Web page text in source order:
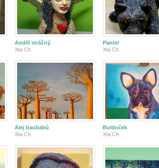
Anděl strážný
Xta Ch
Panter
Xta Ch
Alej baobabů
Xta Ch
Buldoček
Xta Ch